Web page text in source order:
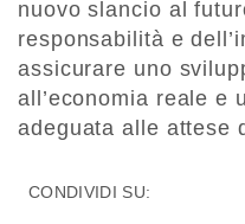
nuovo slancio al
responsabilità e
assicurare uno
all’economia reale e
adeguata alle attese
CONDIVIDI SU: